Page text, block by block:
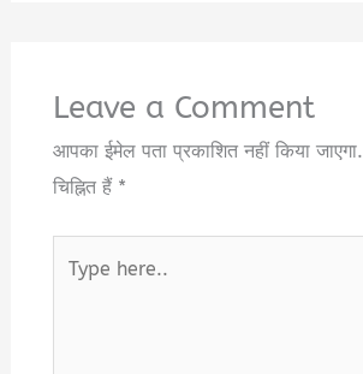
Leave a Comment
आपका ईमेल पता प्रकाशित नहीं किया जाएगा.
चिह्नित हैं *
here..